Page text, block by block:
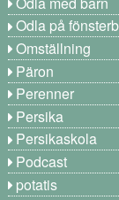
Odla på
Omställning
Päron
Perenner
Persika
Persikaskola
Podcast
potatis